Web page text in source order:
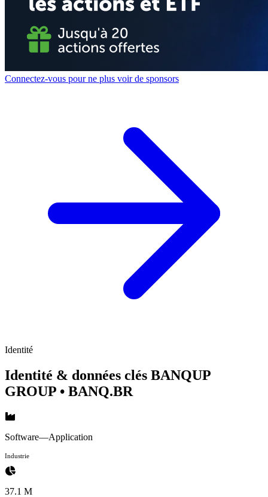
Connectez-vous pour ne plus voir de sponsors
Identité
Identité & données clés BANQUP
GROUP • BANQ.BR
Software—Application
Industrie
37.1 M